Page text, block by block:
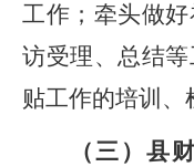
工作；牵头做
访受理、总结
贴工作的培训、
（三）县